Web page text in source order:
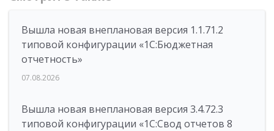
Вышла новая внеплановая версия 1.1.71.2
типовой конфигурации «1C:Бюджетная
отчетность»
07.08.2026
Вышла новая внеплановая версия 3.4.72.3
типовой конфигурации «1C:Свод отчетов 8